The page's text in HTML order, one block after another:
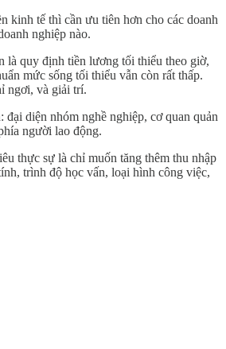
kinh tế thì cần ưu tiên hơn cho các doanh
nghiệp nào.
là quy định tiền lương tối thiểu theo giờ,
mức sống tối thiểu vẫn còn rất thấp.
ngơi, và giải trí.
diện nhóm nghề nghiệp, cơ quan quản
người lao động.
thực sự là chỉ muốn tăng thêm thu nhập
trình độ học vấn, loại hình công việc,